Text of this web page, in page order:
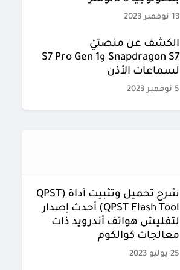
13 نوفمبر 2023
الكشف عن منصتيْ
Snapdragon S7 وS7 Pro Gen 1
لسماعات الأذن
5 نوفمبر 2023
شرح تحميل وتثبيت أداة (QPST
(QPST Flash Tool أحدث إصدار
لتفليش هواتف أندرويد ذات
معالجات كوالكوم
25 يوليو 2023